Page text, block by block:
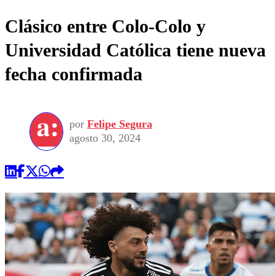
Clásico entre Colo-Colo y
Universidad Católica tiene nueva
fecha confirmada
por Felipe Segura
agosto 30, 2024